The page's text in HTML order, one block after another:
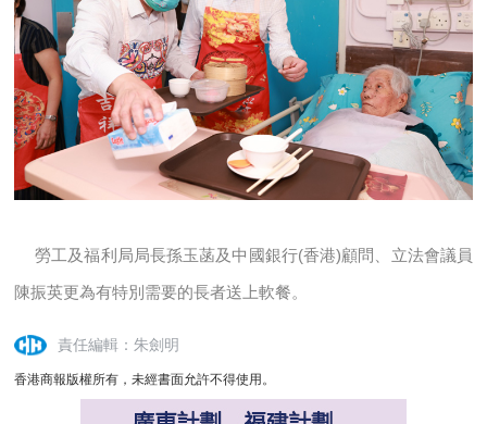
勞工及福利局局長孫玉菡及中國銀行(香港)顧問、立法會議員
陳振英更為有特別需要的長者送上軟餐。
責任編輯：朱劍明
香港商報版權所有，未經書面允許不得使用。